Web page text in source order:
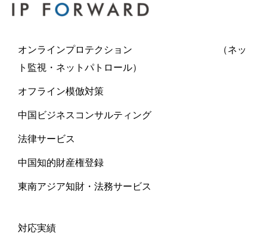
オンラインプロテクション （ネッ
ト監視・ネットパトロール）
オフライン模倣対策
中国ビジネスコンサルティング
法律サービス
中国知的財産権登録
東南アジア知財・法務サービス
対応実績